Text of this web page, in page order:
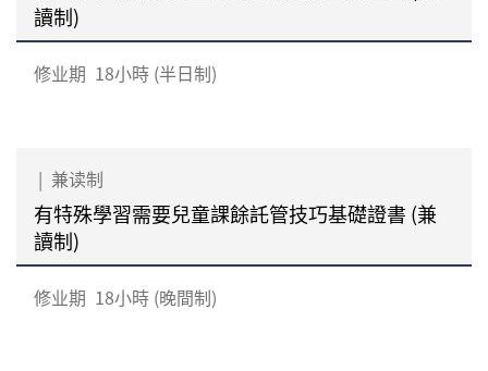
讀制)
修业期 18小時 (半日制)
| 兼读制
有特殊學習需要兒童課餘託管技巧基礎證書 (兼
讀制)
修业期 18小時 (晚間制)